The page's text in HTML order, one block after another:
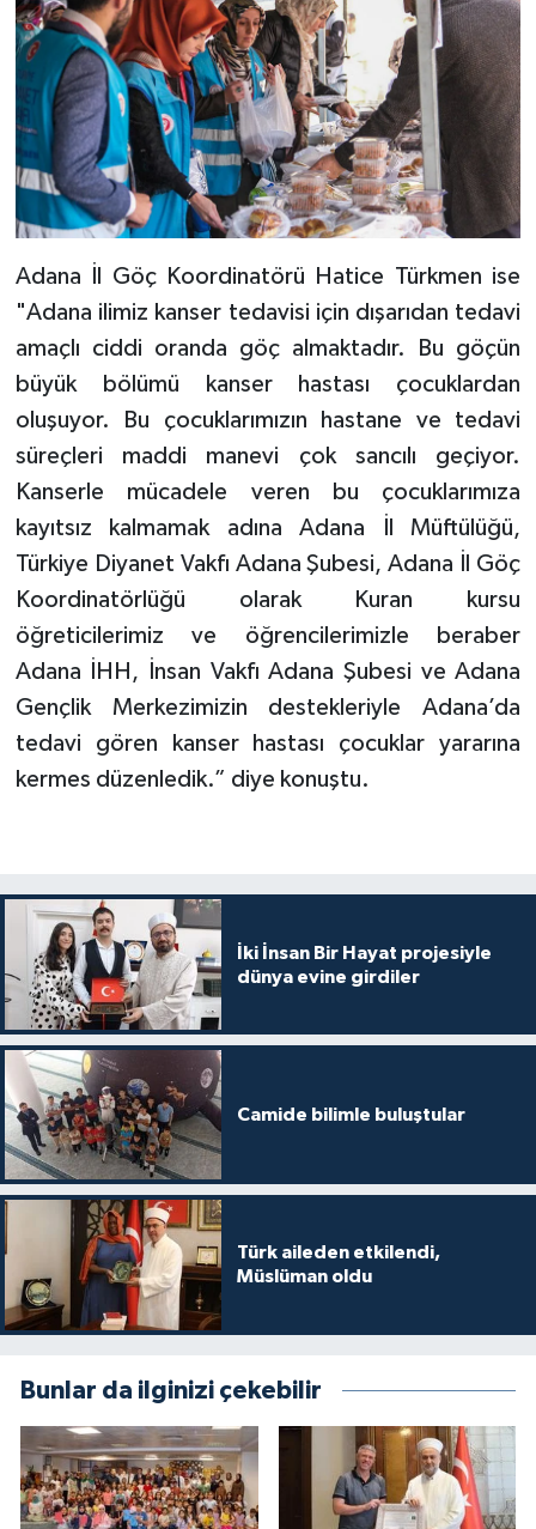
Adana İl Göç Koordinatörü Hatice Türkmen ise
"Adana ilimiz kanser tedavisi için dışarıdan tedavi
amaçlı ciddi oranda göç almaktadır. Bu göçün
büyük bölümü kanser hastası çocuklardan
oluşuyor. Bu çocuklarımızın hastane ve tedavi
süreçleri maddi manevi çok sancılı geçiyor.
Kanserle mücadele veren bu çocuklarımıza
kayıtsız kalmamak adına Adana İl Müftülüğü,
Türkiye Diyanet Vakfı Adana Şubesi, Adana İl Göç
Koordinatörlüğü olarak Kuran kursu
öğreticilerimiz ve öğrencilerimizle beraber
Adana İHH, İnsan Vakfı Adana Şubesi ve Adana
Gençlik Merkezimizin destekleriyle Adana’da
tedavi gören kanser hastası çocuklar yararına
kermes düzenledik.” diye konuştu.
İki İnsan Bir Hayat projesiyle
dünya evine girdiler
Camide bilimle buluştular
Türk aileden etkilendi,
Müslüman oldu
Bunlar da ilginizi çekebilir
Edirne Müftülüğü
Elazığ Müftülüğü
Erzincan Müftülüğü
Erzurum Müftülüğü
Eskişehir Müftülüğü
Gaziantep Müftülüğü
Giresun Müftülüğü
Hakkari Müftülüğü
Hatay Müftülüğü
Iğdır Müftülüğü
Isparta Müftülüğü
İstanbul Müftülüğü
Kahramanmaraş Müftülüğü
Karabük Müftülüğü
Karaman Müftülüğü
Kars Müftülüğü
Kastamonu Müftülüğü
Kayseri Müftülüğü
Kilis Müftülüğü
Kırıkkale Müftülüğü
Kırklareli Müftülüğü
Kırşehir Müftülüğü
Kocaeli Müftülüğü